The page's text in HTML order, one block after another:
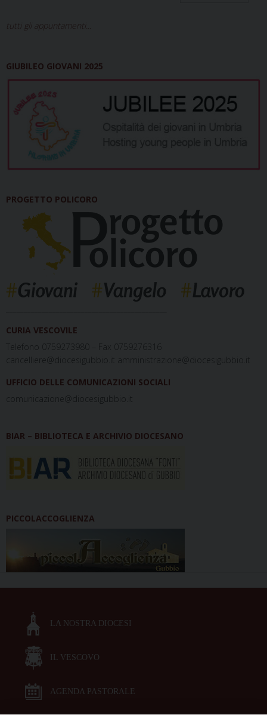
tutti gli appuntamenti...
GIUBILEO GIOVANI 2025
PROGETTO POLICORO
CURIA VESCOVILE
Telefono 0759273980 – Fax 0759276316
cancelliere@diocesigubbio.it amministrazione@diocesigubbio.it
UFFICIO DELLE COMUNICAZIONI SOCIALI
comunicazione@diocesigubbio.it
BIAR – BIBLIOTECA E ARCHIVIO DIOCESANO
PICCOLACCOGLIENZA
LA NOSTRA DIOCESI
IL VESCOVO
AGENDA PASTORALE